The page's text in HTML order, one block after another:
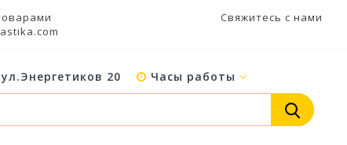
Свяжитесь с нами
20 Часы работы